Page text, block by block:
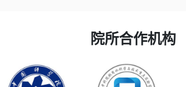
院所合作机构